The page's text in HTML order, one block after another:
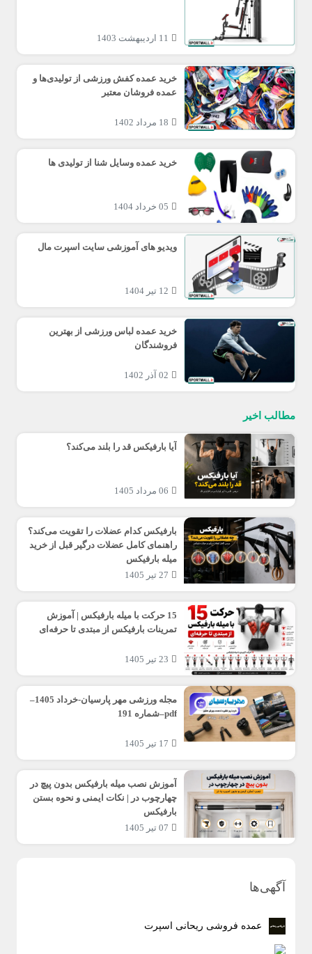
11 اردیبهشت 1403
خرید عمده کفش ورزشی از تولیدی‌ها و
عمده فروشان معتبر
18 مرداد 1402
خرید عمده وسایل شنا از تولیدی ها
05 خرداد 1404
ویدیو های آموزشی سایت اسپرت مال
12 تیر 1404
خرید عمده لباس ورزشی از بهترین
فروشندگان
02 آذر 1402
مطالب اخیر
آیا بارفیکس قد را بلند می‌کند؟
06 مرداد 1405
بارفیکس کدام عضلات را تقویت می‌کند؟
راهنمای کامل عضلات درگیر قبل از خرید
میله بارفیکس
27 تیر 1405
15 حرکت با میله بارفیکس | آموزش
تمرینات بارفیکس از مبتدی تا حرفه‌ای
23 تیر 1405
مجله ورزشی مهر پارسیان-خرداد 1405–
pdf–شماره 191
17 تیر 1405
آموزش نصب میله بارفیکس بدون پیچ در
چهارچوب در | نکات ایمنی و نحوه بستن
بارفیکس
07 تیر 1405
آگهی‌ها
عمده فروشی ریحانی اسپرت